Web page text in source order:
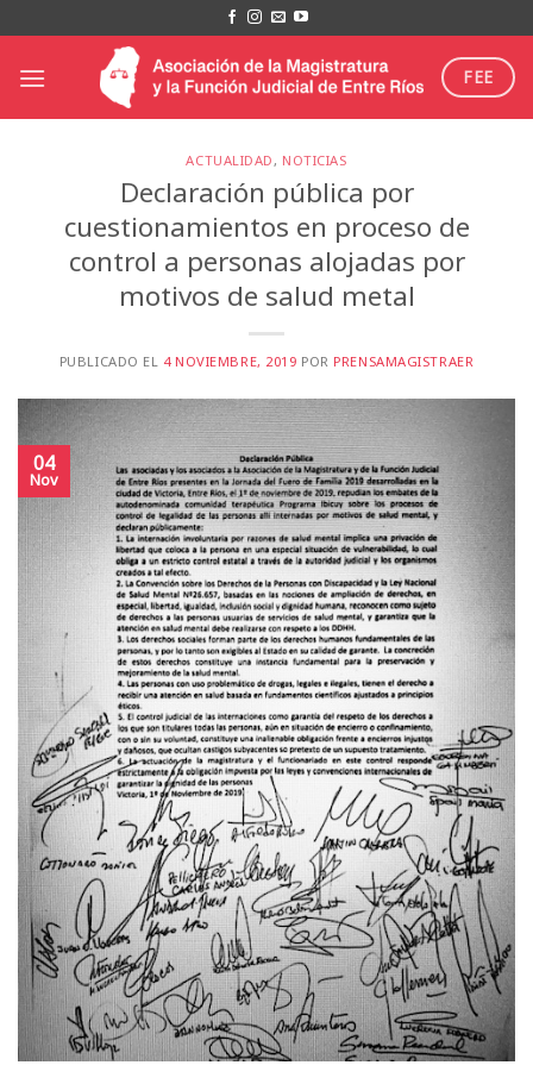
al
contenido
FEE
ACTUALIDAD, NOTICIAS
Declaración pública por
cuestionamientos en proceso de
control a personas alojadas por
motivos de salud metal
PUBLICADO EL 4 NOVIEMBRE, 2019 POR PRENSAMAGISTRAER
04
Nov